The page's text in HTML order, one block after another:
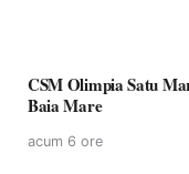
CSM Olimpia Satu Mare începe
Baia Mare
acum 6 ore